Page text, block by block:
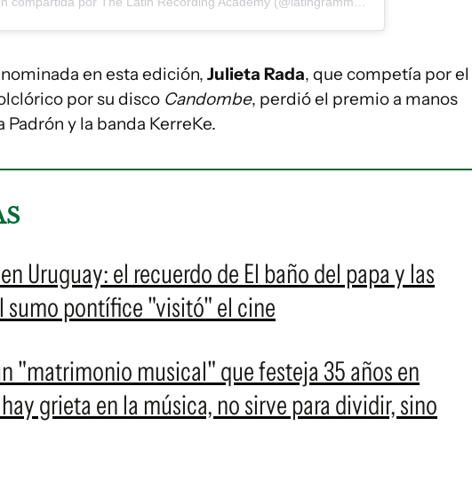
en esta edición, Julieta Rada, que competía por el
por su disco Candombe, perdió el premio a manos
Padrón y la banda KerreKe.
Uruguay: el recuerdo de El baño del papa y las
sumo pontífice "visitó" el cine
"matrimonio musical" que festeja 35 años en
grieta en la música, no sirve para dividir, sino